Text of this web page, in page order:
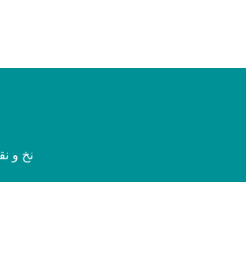
نخ و